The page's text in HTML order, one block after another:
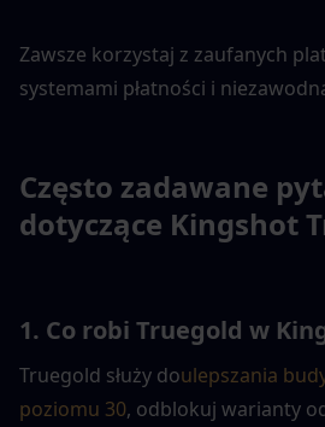
Zawsze korzystaj z zaufanych
systemami płatności i
Często zadawane
dotyczące Kingshot
1. Co robi Truegold w
Truegold służy doulepszania
poziomu 30, odblokuj warianty